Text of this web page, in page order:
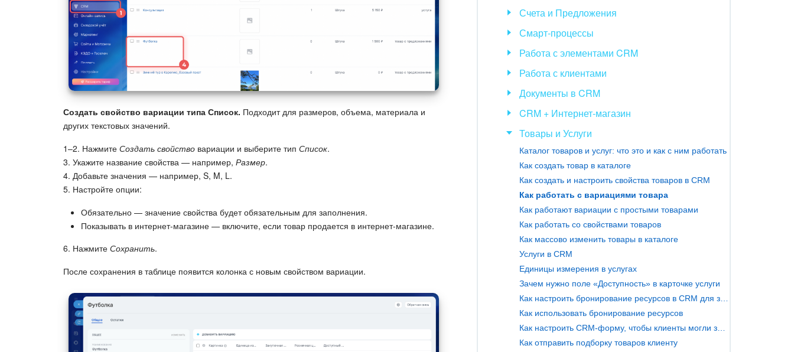
Создать свойство вариации типа Список. Подходит для размеров, объема, материала и
других текстовых значений.
1–2. Нажмите Создать свойство вариации и выберите тип Список.
3. Укажите название свойства — например, Размер.
4. Добавьте значения — например, S, M, L.
5. Настройте опции:
Обязательно — значение свойства будет обязательным для заполнения.
Показывать в интернет-магазине — включите, если товар продается в интернет-магазине.
6. Нажмите Сохранить.
После сохранения в таблице появится колонка с новым свойством вариации.
Счета и Предложения
Смарт-процессы
Работа с элементами CRM
Работа с клиентами
Документы в CRM
CRM + Интернет-магазин
Товары и Услуги
Каталог товаров и услуг: что это и как с ним работать
Как создать товар в каталоге
Как создать и настроить свойства товаров в CRM
Как работать с вариациями товара
Как работают вариации с простыми товарами
Как работать со свойствами товаров
Как массово изменить товары в каталоге
Услуги в CRM
Единицы измерения в услугах
Зачем нужно поле «Доступность» в карточке услуги
Как использовать бронирование ресурсов
Как отправить подборку товаров клиенту